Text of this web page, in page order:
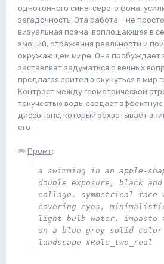
однотонного сине-серого фона,
загадочность. Эта работа – не
визуальная поэма, воплощающая в
эмоций, отражения реальности и
окружающем мире. Она пробуждает
заставляет задуматься о вечных
предлагая зрителю окунуться в мир
Контраст между геометрической
текучестью воды создает
диссонанс, который захватывает
его
✏️ Промт:
a swimming in an apple-
double exposure, black
collage, symmetrical face
covering eyes,
light bulb water, impasto
on a blue-grey solid
landscape #Role_two_real